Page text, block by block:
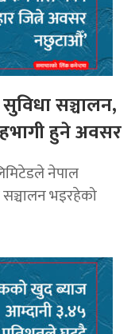
सञ्चालन,
हुने अवसर
नेपाल
सञ्चालन भइरहेको